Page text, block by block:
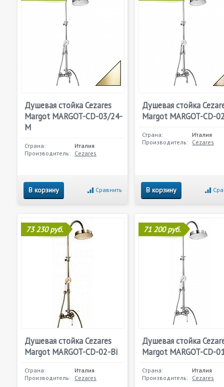
Душевая стойка Cezares
Margot MARGOT-CD-03/24-
M
Страна:
Италия
Производитель: Cezares
В корзину Сравнить
Душевая стойка
Margot MARGOT-CD-
Страна:
Италия
Производитель: Cezares
В корзину
73 230 руб.
Душевая стойка Cezares
Margot MARGOT-CD-02-Bi
Страна:
Италия
Производитель: Cezares
71 200 руб.
Душевая стойка
Margot MARGOT-CD-
Страна:
Италия
Производитель: Cezares